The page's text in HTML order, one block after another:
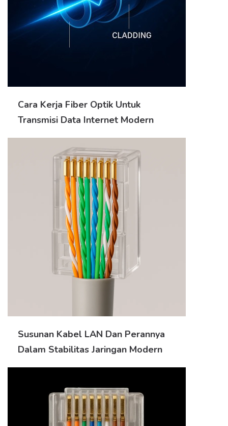
Cara Kerja Fiber Optik Untuk
Transmisi Data Internet Modern
Susunan Kabel LAN Dan Perannya
Dalam Stabilitas Jaringan Modern